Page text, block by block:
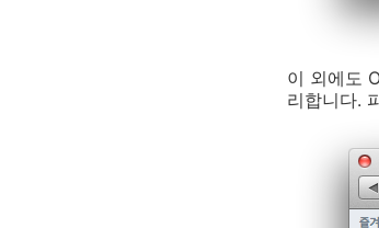
이 외에도
리합니다.